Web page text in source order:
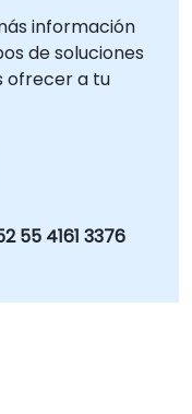
información
de soluciones
ofrecer a tu
55 4161 3376